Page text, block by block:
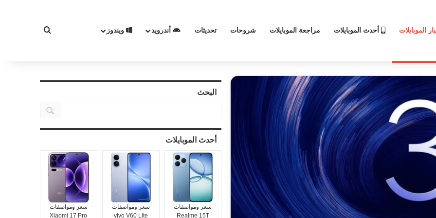
الموبايلات أحدث الموبايلات مراجعة الموبايلات شروحات تحديثات أندرويد ويندوز
البحث
أحدث الموبايلات
سعر ومواصفات
Realme 15T
سعر ومواصفات
vivo V60 Lite
سعر ومواصفات
Xiaomi 17 Pro